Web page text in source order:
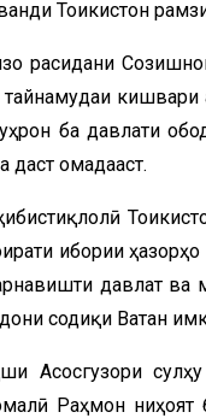
Тоҷикистон
расидани
ба давлати
даст омадааст.
иҷбории
давлат
содиқи Ватан
Асосгузори
Раҳмон